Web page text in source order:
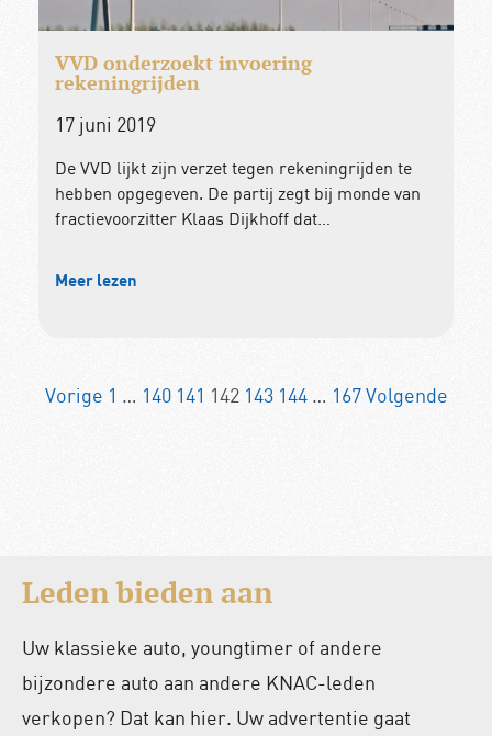
VVD onderzoekt invoering
rekeningrijden
17 juni 2019
De VVD lijkt zijn verzet tegen rekeningrijden te
hebben opgegeven. De partij zegt bij monde van
fractievoorzitter Klaas Dijkhoff dat…
Meer lezen
Vorige 1 … 140 141 142 143 144 … 167 Volgende
Leden bieden aan
Uw klassieke auto, youngtimer of andere
bijzondere auto aan andere KNAC-leden
verkopen? Dat kan hier. Uw advertentie gaat